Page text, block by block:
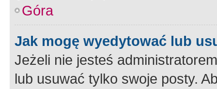
Góra
Jak mogę wyedytować lub
Jeżeli nie jesteś
lub usuwać tylko swoje posty.